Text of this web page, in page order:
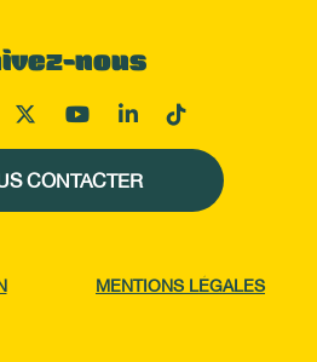
nous
CONTACTER
MENTIONS LÉGALES